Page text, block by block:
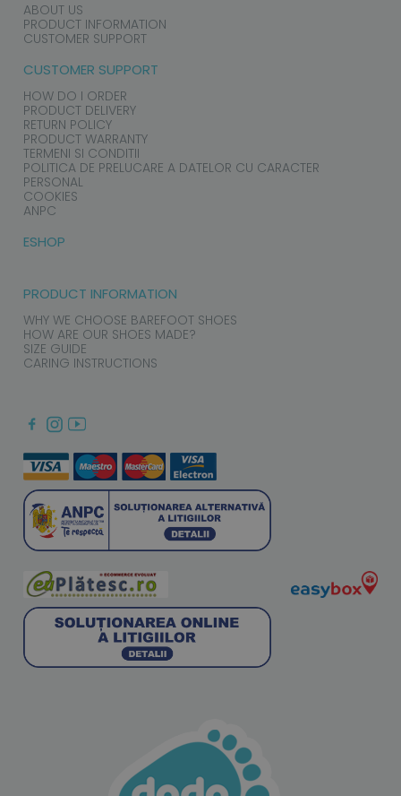
ABOUT US
PRODUCT INFORMATION
CUSTOMER SUPPORT
CUSTOMER SUPPORT
HOW DO I ORDER
PRODUCT DELIVERY
RETURN POLICY
PRODUCT WARRANTY
TERMENI SI CONDITII
POLITICA DE PRELUCARE A DATELOR CU CARACTER
PERSONAL
COOKIES
ANPC
ESHOP
PRODUCT INFORMATION
WHY WE CHOOSE BAREFOOT SHOES
HOW ARE OUR SHOES MADE?
SIZE GUIDE
CARING INSTRUCTIONS